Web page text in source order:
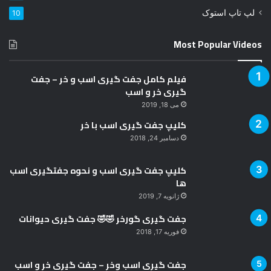
ن
لپ تاپ استوک 10
Most Popular Videos
فیلم کامل جفت گیری اسب و خر – جفت
گیری خر و اسب
می 18, 2019
کلیپ جفت گیری اسب با خر
دسامبر 24, 2018
کلیپ جفت گیری اسب و نحوه جفتگیری اسب
ها
ژانویه 7, 2019
جفت گیری گورخر 🤣🤣 جفت گیری حیوانات
فوریه 17, 2018
جفت گیری اسب وخر – جفت گیری خر و اسب